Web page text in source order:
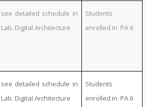
see detailed schedule in
Lab. Digital Architecture
Students
enrolled in PA 6
see detailed schedule in
Lab. Digital Architecture
Students
enrolled in PA 6